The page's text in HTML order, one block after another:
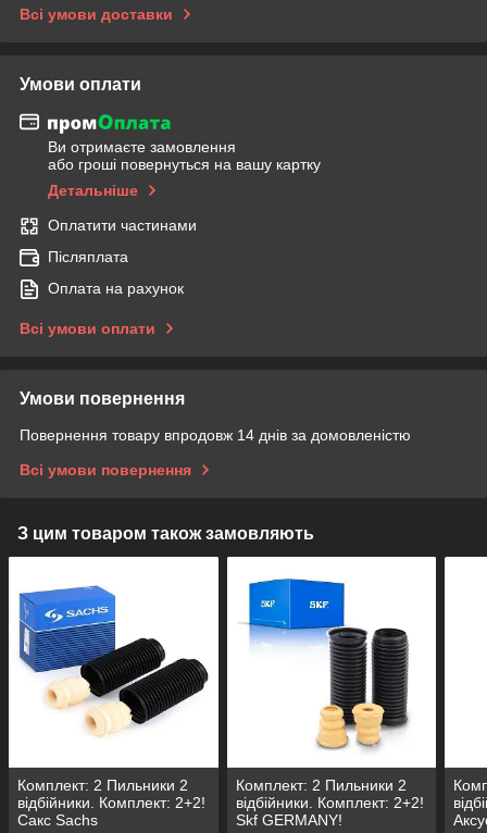
Всі умови доставки
Умови оплати
Ви отримаєте замовлення
або гроші повернуться на вашу картку
Детальніше
Оплатити частинами
Післяплата
Оплата на рахунок
Всі умови оплати
Умови повернення
Повернення товару впродовж 14 днів за домовленістю
Всі умови повернення
З цим товаром також замовляють
Комплект: 2 Пильники 2
відбійники. Комплект: 2+2!
Сакс Sachs
Комплект: 2 Пильники 2
відбійники. Комплект: 2+2!
Skf GERMANY!